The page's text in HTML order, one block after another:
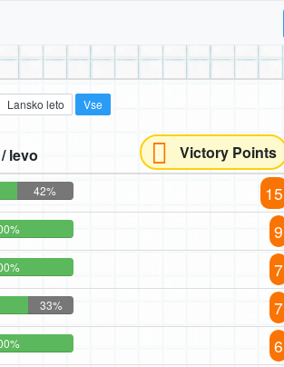
Lansko leto Vse
levo
Victory Points
42% 15
9
7
33% 7
6